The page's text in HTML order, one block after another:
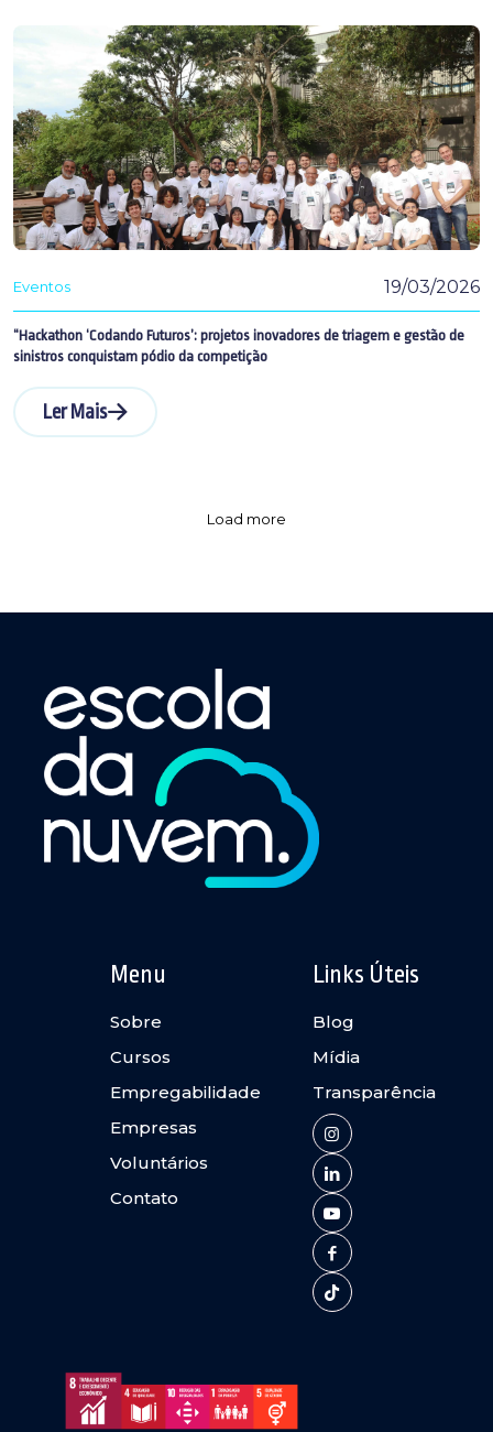
Eventos 19/03/2026
“Hackathon ‘Codando Futuros’: projetos inovadores de triagem e gestão de
sinistros conquistam pódio da competição
Ler Mais
Load more
Menu
Sobre
Cursos
Empregabilidade
Empresas
Voluntários
Contato
Links Úteis
Blog
Mídia
Transparência